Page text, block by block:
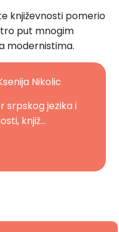
književnosti pomerio
put mnogim
modernistima.
Nikolic
srpskog jezika i
knjiž...